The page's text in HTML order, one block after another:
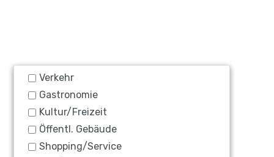
Verkehr
Gastronomie
Kultur/Freizeit
Öffentl. Gebäude
Shopping/Service